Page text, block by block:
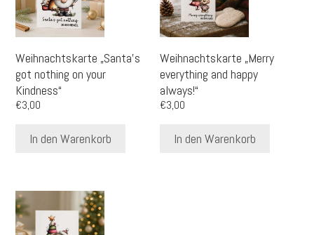
Weihnachtskarte „Santa’s
got nothing on your
Kindness“
€3,00
In den Warenkorb
Weihnachtskarte „Merry
everything and happy
always!“
€3,00
In den Warenkorb